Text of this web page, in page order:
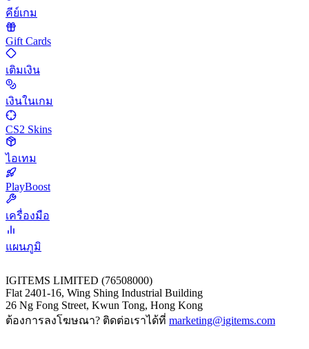
คีย์เกม
Gift Cards
เติมเงิน
เงินในเกม
CS2 Skins
ไอเทม
PlayBoost
เครื่องมือ
แผนภูมิ
IGITEMS LIMITED (76508000)
Flat 2401-16, Wing Shing Industrial Building
26 Ng Fong Street, Kwun Tong, Hong Kong
ต้องการลงโฆษณา? ติดต่อเราได้ที่ marketing@igitems.com